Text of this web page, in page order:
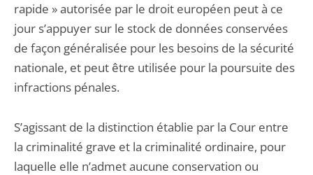
rapide » autorisée par le droit européen peut à ce
jour s’appuyer sur le stock de données conservées
de façon généralisée pour les besoins de la sécurité
nationale, et peut être utilisée pour la poursuite des
infractions pénales.
S’agissant de la distinction établie par la Cour entre
la criminalité grave et la criminalité ordinaire, pour
laquelle elle n’admet aucune conservation ou